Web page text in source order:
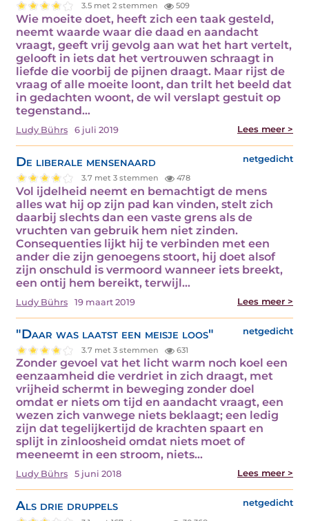
3.5 met 2 stemmen 509
Wie moeite doet, heeft zich een taak gesteld,
neemt waarde waar die daad en aandacht
vraagt, geeft vrij gevolg aan wat het hart vertelt,
gelooft in iets dat het vertrouwen schraagt in
liefde die voorbij de pijnen draagt. Maar rijst de
vraag of alle moeite loont, dan trilt het beeld dat
in gedachten woont, de wil verslapt gestuit op
tegenstand…
Ludy Bührs 6 juli 2019 Lees meer >
De liberale mensenaard netgedicht
3.7 met 3 stemmen 478
Vol ijdelheid neemt en bemachtigt de mens
alles wat hij op zijn pad kan vinden, stelt zich
daarbij slechts dan een vaste grens als de
vruchten van gebruik hem niet zinden.
Consequenties lijkt hij te verbinden met een
ander die zijn genoegens stoort, hij doet alsof
zijn onschuld is vermoord wanneer iets breekt,
een ontij hem bereikt, terwijl…
Ludy Bührs 19 maart 2019 Lees meer >
"Daar was laatst een meisje loos" netgedicht
3.7 met 3 stemmen 631
Zonder gevoel vat het licht warm noch koel een
eenzaamheid die verdriet in zich draagt, met
vrijheid schermt in beweging zonder doel
omdat er niets om tijd en aandacht vraagt, een
wezen zich vanwege niets beklaagt; een ledig
zijn dat tegelijkertijd de krachten spaart en
splijt in zinloosheid omdat niets moet of
meeneemt in een stroom, niets…
Ludy Bührs 5 juni 2018 Lees meer >
Als drie druppels netgedicht